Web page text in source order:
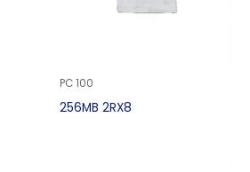
PC 100
256MB 2RX8